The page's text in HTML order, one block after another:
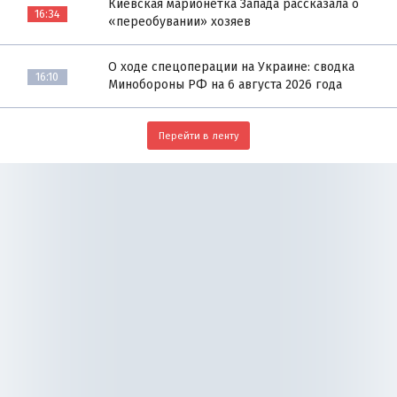
16:34
Киевская марионетка Запада рассказала о
«переобувании» хозяев
16:10
О ходе спецоперации на Украине: сводка
Минобороны РФ на 6 августа 2026 года
Перейти в ленту